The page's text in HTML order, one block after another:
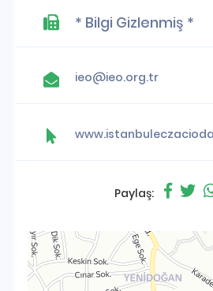
* Bilgi Gizlenmiş *
ieo@ieo.org.tr
Paylaş: